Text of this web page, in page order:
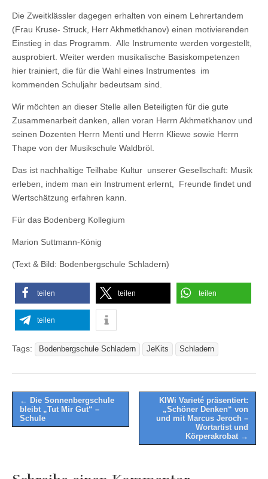
Die Zweitklässler dagegen erhalten von einem Lehrertandem
(Frau Kruse- Struck, Herr Akhmetkhanov) einen motivierenden
Einstieg in das Programm. Alle Instrumente werden vorgestellt,
ausprobiert. Weiter werden musikalische Basiskompetenzen
hier trainiert, die für die Wahl eines Instrumentes im
kommenden Schuljahr bedeutsam sind.
Wir möchten an dieser Stelle allen Beteiligten für die gute
Zusammenarbeit danken, allen voran Herrn Akhmetkhanov und
seinen Dozenten Herrn Menti und Herrn Kliewe sowie Herrn
Thape von der Musikschule Waldbröl.
Das ist nachhaltige Teilhabe Kultur unserer Gesellschaft: Musik
erleben, indem man ein Instrument erlernt, Freunde findet und
Wertschätzung erfahren kann.
Für das Bodenberg Kollegium
Marion Suttmann-König
(Text & Bild: Bodenbergschule Schladern)
teilen teilen teilen
teilen
Tags: Bodenbergschule Schladern JeKits Schladern
Post
navigation
← Die Sonnenbergschule
bleibt „Tut Mir Gut“ –
Schule
KIWi Varieté präsentiert:
„Schöner Denken“ von
und mit Marcus Jeroch –
Wortartist und
Körperakrobat →